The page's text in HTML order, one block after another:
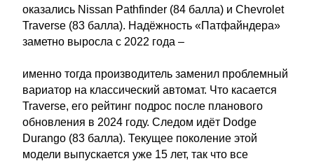
оказались Nissan Pathfinder (84 балла) и Chevrolet
Traverse (83 балла). Надёжность «Патфайндера»
заметно выросла с 2022 года –
именно тогда производитель заменил проблемный
вариатор на классический автомат. Что касается
Traverse, его рейтинг подрос после планового
обновления в 2024 году. Следом идёт Dodge
Durango (83 балла). Текущее поколение этой
модели выпускается уже 15 лет, так что все